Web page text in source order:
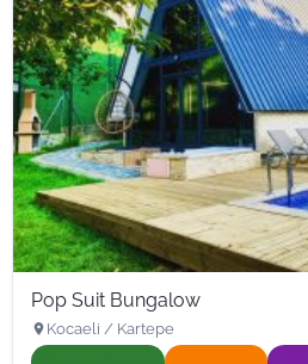
Pop Suit Bungalow
Kocaeli / Kartepe